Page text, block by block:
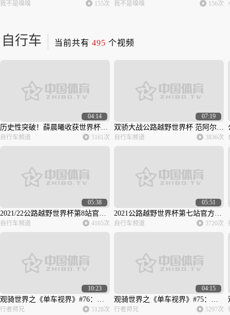
我不是嗅嗅 155次 我不是嗅嗅 156次
自行车 当前共有 495 个视频
04:14
历史性突破！薛晨曦收获世界杯男子1公里个人计时赛冠军
自行车频道 5161次
07:19
双骄大战公路越野世界杯 范阿尔特收获赛季四连胜
自行车频道 3836次
05:38
2021/22公路越野世界杯第8站官方集锦
自行车频道 4165次
05:51
2021公路越野世界杯第七站官方集锦：比利时车手本土圆梦
自行车频道 3720次
10:23
观骑世界之《单车视界》#76：中国最长的骑行爬坡路线
行者师兄 5128次
04:15
观骑世界之《单车视界》#75：速降世界冠军的绝美挑战
行者师兄 5297次